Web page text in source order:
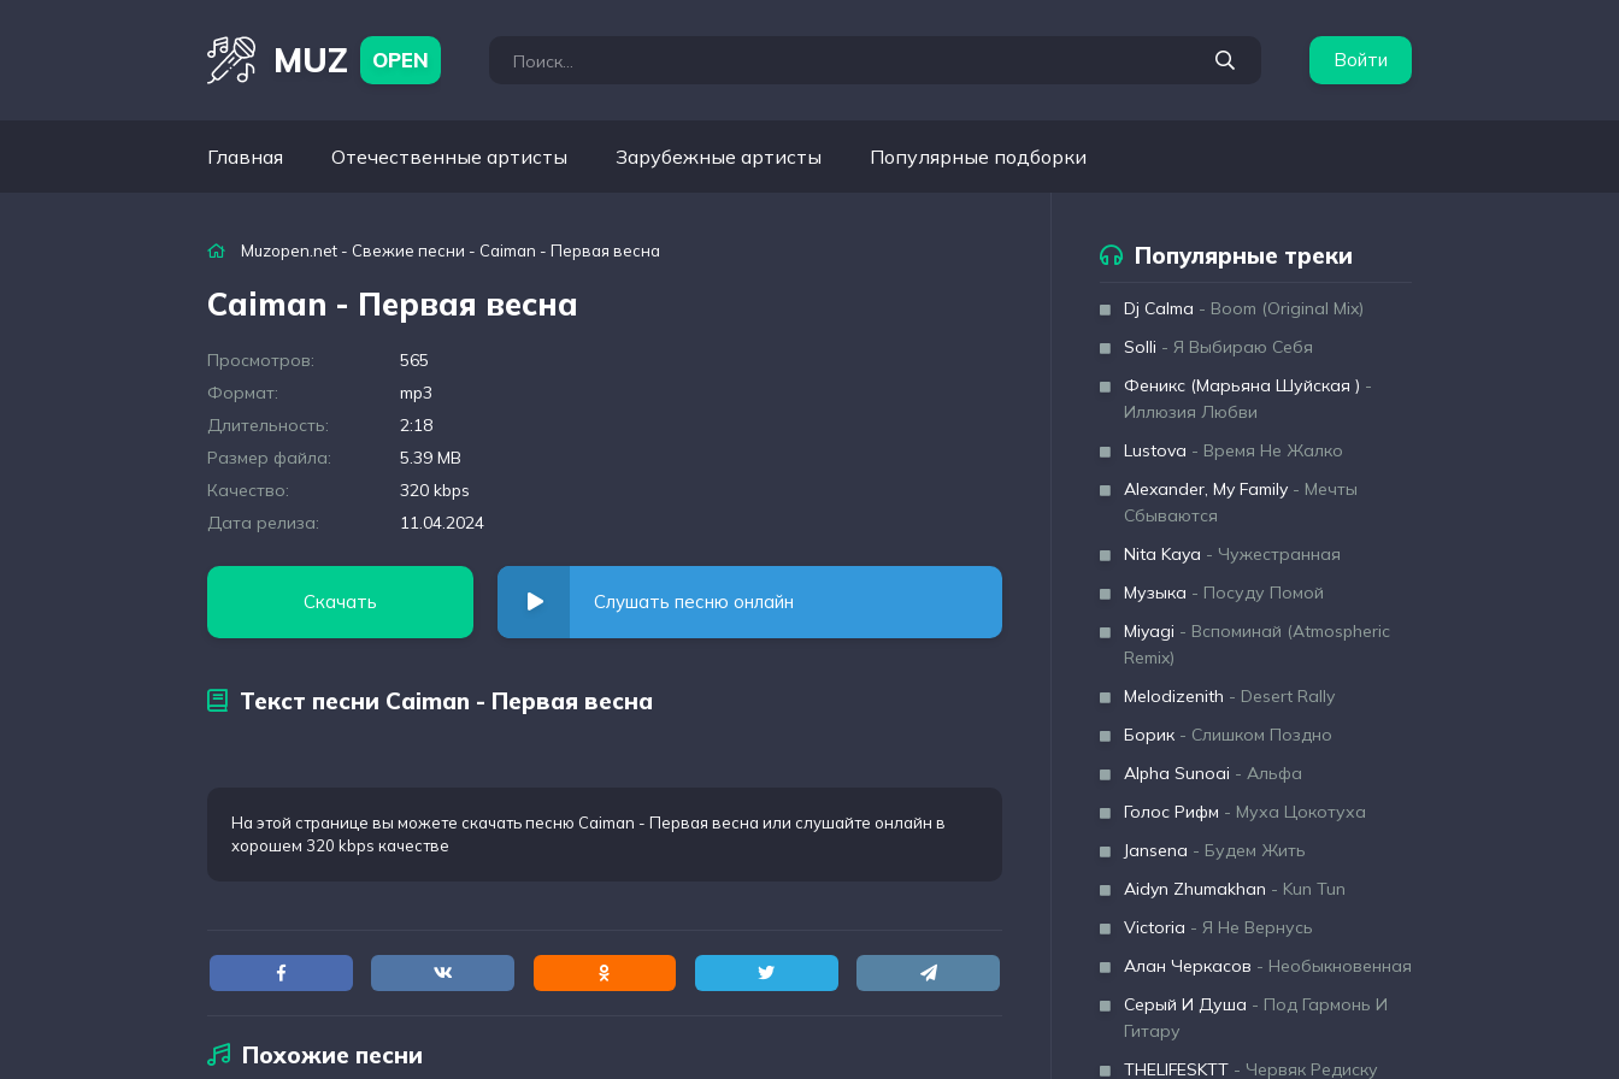
MUZ OPEN Войти
Главная Отечественные артисты Зарубежные артисты Популярные подборки
Muzopen.net - Свежие песни - Caiman - Первая весна
Caiman - Первая весна
Просмотров:
565
Формат:
mp3
Длительность:
2:18
Размер файла:
5.39 MB
Качество:
320 kbps
Дата релиза:
11.04.2024
Скачать Слушать песню онлайн
Текст песни Caiman - Первая весна
На этой странице вы можете скачать песню Caiman - Первая весна или слушайте онлайн в
хорошем 320 kbps качестве
Похожие песни
Популярные треки
Dj Calma - Boom (Original Mix)
Solli - Я Выбираю Себя
Феникс (Марьяна Шуйская ) -
Иллюзия Любви
Lustova - Время Не Жалко
Alexander, My Family - Мечты
Сбываются
Nita Kaya - Чужестранная
Музыка - Посуду Помой
Miyagi - Вспоминай (Atmospheric
Remix)
Melodizenith - Desert Rally
Борик - Слишком Поздно
Alpha Sunoai - Альфа
Голос Рифм - Муха Цокотуха
Jansena - Будем Жить
Aidyn Zhumakhan - Kun Tun
Victoria - Я Не Вернусь
Алан Черкасов - Необыкновенная
Серый И Душа - Под Гармонь И
Гитару
THELIFESKTT - Червяк Редиску